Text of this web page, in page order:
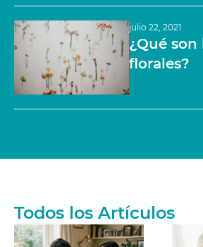
julio 22, 2021
¿Qué son
florales?
Todos los Artículos